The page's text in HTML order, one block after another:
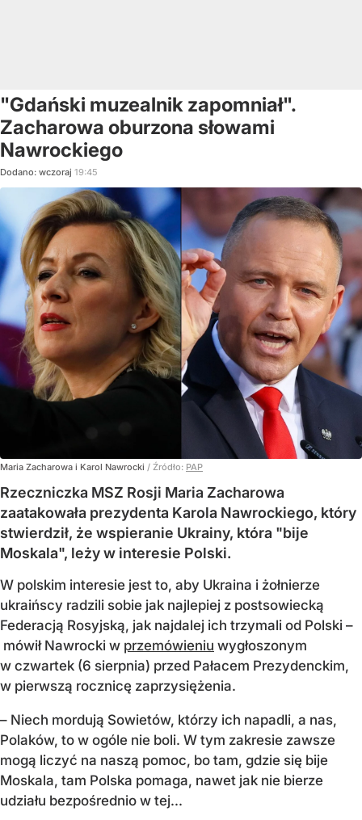
"Gdański muzealnik zapomniał".
Zacharowa oburzona słowami
Nawrockiego
Dodano: wczoraj 19:45
Maria Zacharowa i Karol Nawrocki / Źródło: PAP
Rzeczniczka MSZ Rosji Maria Zacharowa
zaatakowała prezydenta Karola Nawrockiego, który
stwierdził, że wspieranie Ukrainy, która "bije
Moskala", leży w interesie Polski.
W polskim interesie jest to, aby Ukraina i żołnierze
ukraińscy radzili sobie jak najlepiej z postsowiecką
Federacją Rosyjską, jak najdalej ich trzymali od Polski –
mówił Nawrocki w przemówieniu wygłoszonym
w czwartek (6 sierpnia) przed Pałacem Prezydenckim,
w pierwszą rocznicę zaprzysiężenia.
– Niech mordują Sowietów, którzy ich napadli, a nas,
Polaków, to w ogóle nie boli. W tym zakresie zawsze
mogą liczyć na naszą pomoc, bo tam, gdzie się bije
Moskala, tam Polska pomaga, nawet jak nie bierze
udziału bezpośrednio w tej...